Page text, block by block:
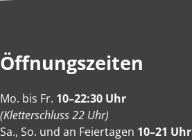
Öffnungszeiten
Mo. bis Fr. 10–22:30 Uhr
(Kletterschluss 22 Uhr)
Sa., So. und an Feiertagen 10–21 Uhr